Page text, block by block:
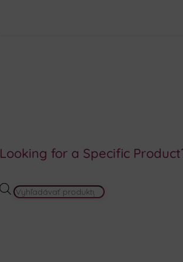
Looking for a Specific
PRODUCTS